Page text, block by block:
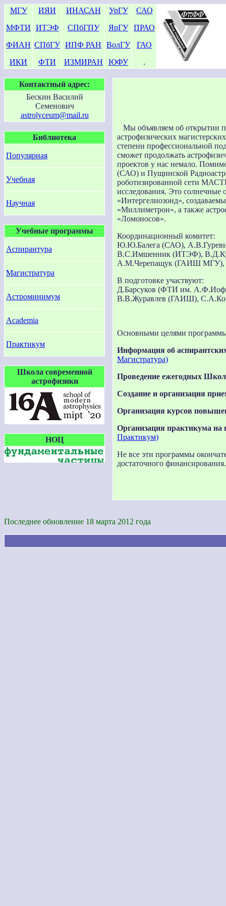
МГУ
МФТИ
ФИАН
ИКИ
ИЯИ
ИТЭФ
СПбГУ
ФТИ
ИНАСАН
СПбГПУ
ИПФ РАН
ИЗМИРАН
УрГУ
ЯрГУ
ВолГУ
ЮФУ
САО
ПРАО
ГАО
.
Контактный адрес:
Бескин Василий
Семенович
astrolyceum@mail.ru
Библиотека
Популярная
Учебная
Научная
Учебные программы
Аспирантура
Магистратура
Астроминимум
Academia
Практикум
Школа современной
астрофизики
НОЦ
Мы объявляем об открытии
астрофизических
степени профессиональной
сможет продолжать
проектов у нас немало.
(САО) и Пущинской
роботизированной сети
исследования. Это
«Интергелиозонд»,
«Миллиметрон», а также
«Ломоносов».
Координационный комитет:
Ю.Ю.Балега (САО),
В.С.Имшенник (ИТЭФ),
А.М.Черепащук (ГАИШ МГУ),
В подготовке участвуют:
Д.Барсуков (ФТИ им.
В.В.Журавлев (ГАИШ),
Основными целями
Информация об
Магистратура)
Проведение ежегодных
Создание и организация
Организация курсов
Организация практикума на
Практикум)
Не все эти программы
достаточного финансирования.
Последнее обновление 18 марта 2012 года